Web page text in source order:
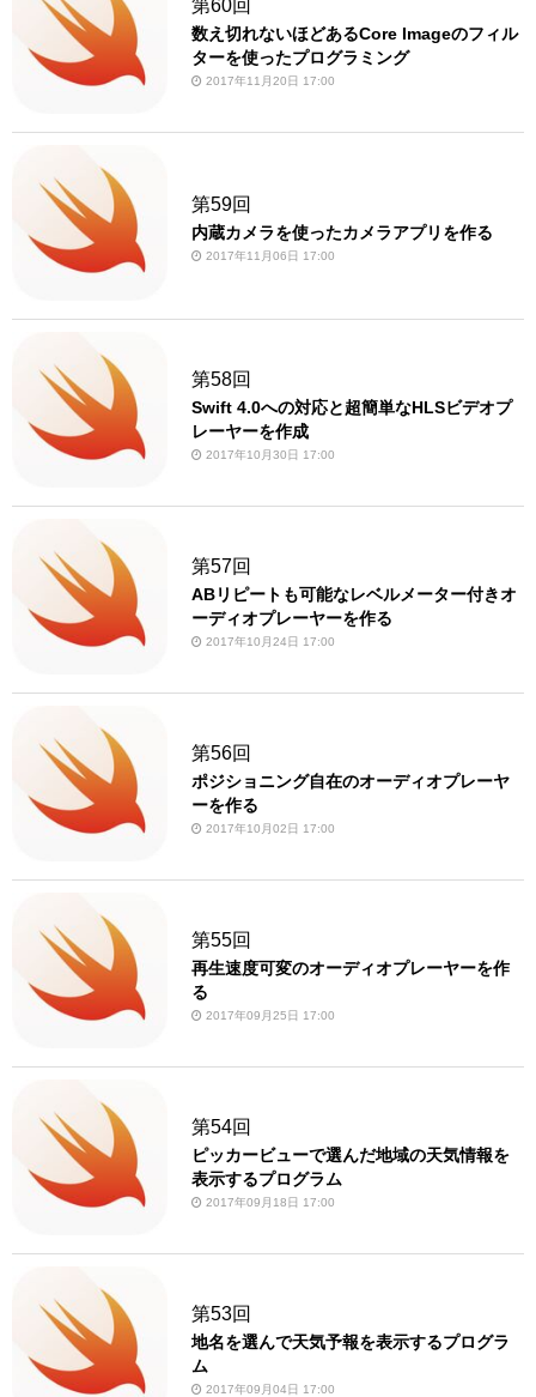
第60回
数え切れないほどあるCore Imageのフィル
ターを使ったプログラミング
2017年11月20日 17:00
第59回
内蔵カメラを使ったカメラアプリを作る
2017年11月06日 17:00
第58回
Swift 4.0への対応と超簡単なHLSビデオプ
レーヤーを作成
2017年10月30日 17:00
第57回
ABリピートも可能なレベルメーター付きオ
ーディオプレーヤーを作る
2017年10月24日 17:00
第56回
ポジショニング自在のオーディオプレーヤ
ーを作る
2017年10月02日 17:00
第55回
再生速度可変のオーディオプレーヤーを作
る
2017年09月25日 17:00
第54回
ピッカービューで選んだ地域の天気情報を
表示するプログラム
2017年09月18日 17:00
第53回
地名を選んで天気予報を表示するプログラ
ム
2017年09月04日 17:00